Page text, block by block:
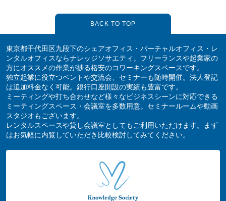
BACK TO TOP
東京都千代田区九段下のシェアオフィス・バーチャルオフィス・レ
ンタルオフィスならナレッジソサエティ。フリーランスや起業家の
方にオススメの作業が捗る格安のコワーキングスペースです。
独立起業に役立つベントや交流会、セミナーも随時開催。法人登記
は追加料金なく可能。銀行口座開設の実績も豊富です。
ミーティングや打ち合わせなど様々なビジネスシーンに対応できる
ミーティングスペース・会議室を多数用意。セミナールームや動画
スタジオもございます。
レンタルスペースや貸し会議室としてもご利用いただけます。まず
はお気軽に内覧していただき比較検討してみてください。